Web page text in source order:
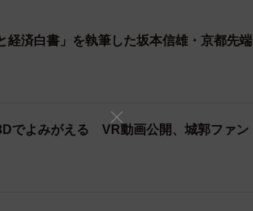
経済白書」を執筆した坂本信雄・京都先端
でよみがえる VR動画公開、城郭ファン